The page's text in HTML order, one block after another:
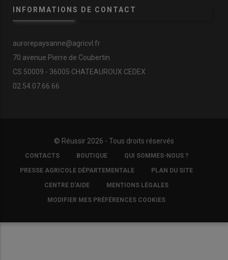
INFORMATIONS DE CONTACT
aurorepaysanne@agricvl.fr
70 avenue Pierre de Coubertin
CS 50009 - 36005 CHATEAUROUX CEDEX
02.54.07.66.66
© Réussir 2026 - Tous droits réservés
FOOTER
COPYRIGHT
CONTACTS BOUTIQUE QUI SOMMES-NOUS ?
PRESSE AGRICOLE DÉPARTEMENTALE PLAN DU SITE
CENTRE D'AIDE MENTIONS LÉGALES
MODIFIER MES PRÉFÉRENCES COOKIES